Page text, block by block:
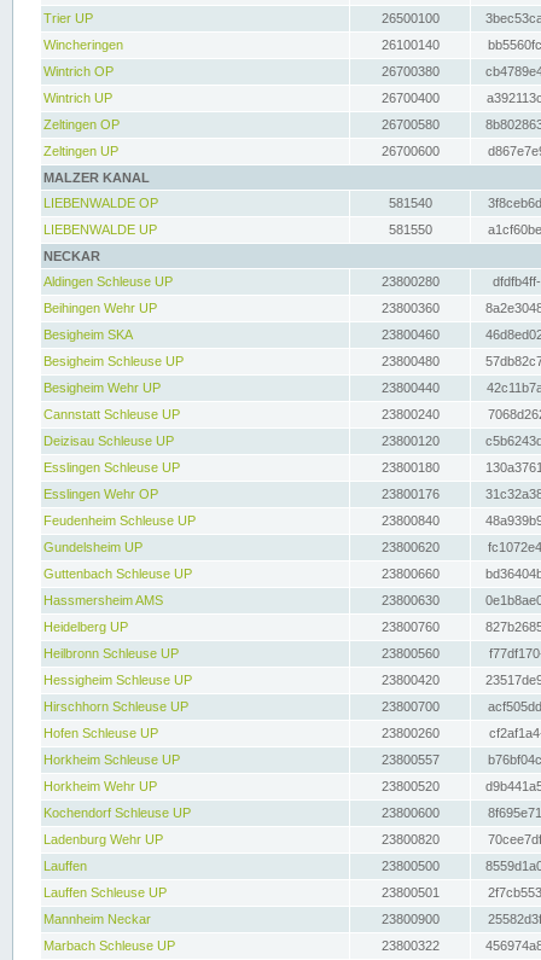
Trier UP
26500100
Wincheringen
26100140
Wintrich OP
26700380
Wintrich UP
26700400
Zeltingen OP
26700580
Zeltingen UP
26700600
MALZER KANAL
LIEBENWALDE OP
581540
LIEBENWALDE UP
581550
NECKAR
Aldingen Schleuse UP
23800280
Beihingen Wehr UP
23800360
Besigheim SKA
23800460
Besigheim Schleuse UP
23800480
Besigheim Wehr UP
23800440
Cannstatt Schleuse UP
23800240
Deizisau Schleuse UP
23800120
Esslingen Schleuse UP
23800180
Esslingen Wehr OP
23800176
Feudenheim Schleuse UP
23800840
Gundelsheim UP
23800620
Guttenbach Schleuse UP
23800660
Hassmersheim AMS
23800630
Heidelberg UP
23800760
Heilbronn Schleuse UP
23800560
Hessigheim Schleuse UP
23800420
Hirschhorn Schleuse UP
23800700
Hofen Schleuse UP
23800260
Horkheim Schleuse UP
23800557
Horkheim Wehr UP
23800520
Kochendorf Schleuse UP
23800600
Ladenburg Wehr UP
23800820
Lauffen
23800500
Lauffen Schleuse UP
23800501
Mannheim Neckar
23800900
Marbach Schleuse UP
23800322